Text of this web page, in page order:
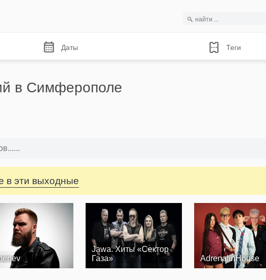
Даты Теги
в Симферополе
в эти выходные
Jawa. Хиты «Сектор
Газа»
AdrenalinHouse